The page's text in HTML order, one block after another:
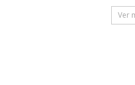
Ver